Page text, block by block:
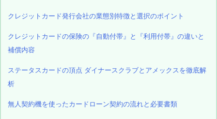
クレジットカード発行会社の業態別特徴と選択のポイント
クレジットカードの保険の『自動付帯』と『利用付帯』の違いと
補償内容
ステータスカードの頂点 ダイナースクラブとアメックスを徹底解
析
無人契約機を使ったカードローン契約の流れと必要書類